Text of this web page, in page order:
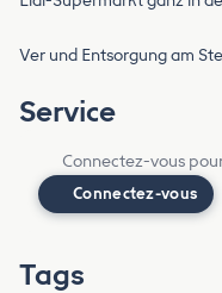
Ver und Entsorgung am
Service
Connectez-vous
Connectez-vous
Tags